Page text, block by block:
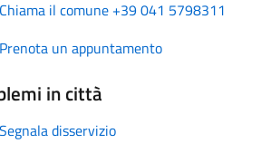
Chiama il comune +39 041 5798311
Prenota un appuntamento
in città
Segnala disservizio